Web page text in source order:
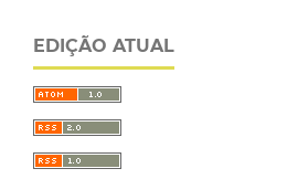
EDIÇÃO ATUAL